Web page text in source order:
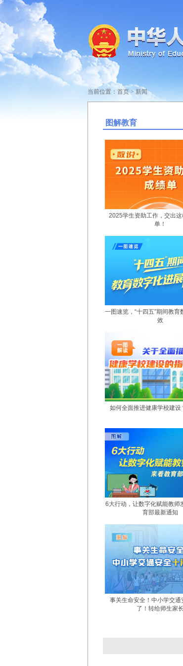
当前位置： 首页>新闻
图解教育
2025学生资助工作，交出
单！
一图速览，“十四五”期间教育
效
如何全面推进健康学校建设
6大行动，让数字化赋能教师
育部最新通知
事关生命安全！中小学交通
了！转给师生家长